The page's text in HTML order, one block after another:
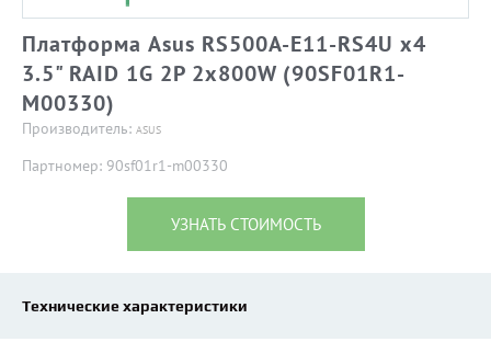
Платформа Asus RS500A-E11-RS4U x4
3.5" RAID 1G 2P 2x800W (90SF01R1-
M00330)
Производитель: ASUS
Партномер: 90sf01r1-m00330
УЗНАТЬ СТОИМОСТЬ
Технические характеристики